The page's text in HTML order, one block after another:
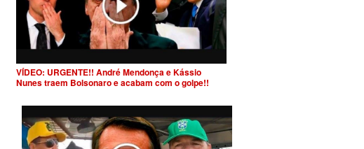
VÍDEO: URGENTE!! André Mendonça e Kássio
Nunes traem Bolsonaro e acabam com o golpe!!